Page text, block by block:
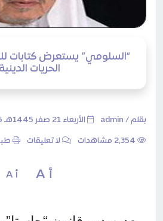
“السلومي” يستعرض كتابات
الحريات الدينية
بقلم / admin الأربعاء 21 صفر 1445هـ 06 سبتمبر 2023م
لا تعليقات
أ A أ A